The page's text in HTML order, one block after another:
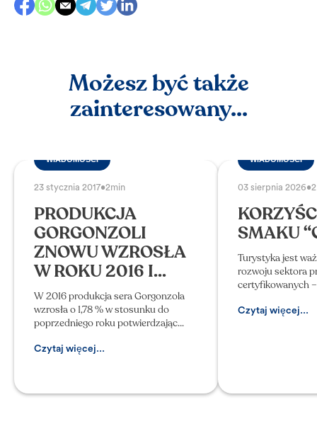
Możesz być także
zainteresowany...
WIADOMOŚCI
23 stycznia 2017•2min
PRODUKCJA
GORGONZOLI
ZNOWU WZROSŁA
W ROKU 2016 I...
W 2016 produkcja sera Gorgonzola
wzrosła o 1,78 % w stosunku do
poprzedniego roku potwierdzając
2013 r. W zakończonym właśnie roku
Czytaj więcej...
WIADOMOŚCI
03 sierpnia 2026•
SMAKU
Turystyka jest
rozwoju sektora
certyfikowanych
systemu
Czytaj więcej...